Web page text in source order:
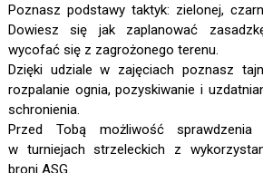
Poznasz podstawy taktyk: zielonej,
Dowiesz się jak zaplanować
wycofać się z zagrożonego terenu.
Dzięki udziale w zajęciach poznasz
rozpalanie ognia, pozyskiwanie i
schronienia.
Przed Tobą możliwość sprawdzenia
w turniejach strzeleckich z
broni ASG.